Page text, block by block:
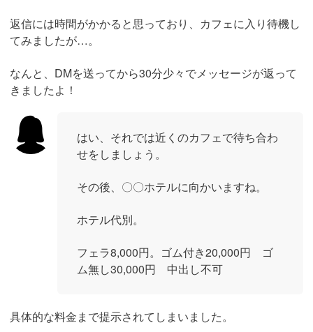
返信には時間がかかると思っており、カフェに入り待機し
てみましたが…。
なんと、DMを送ってから30分少々でメッセージが返って
きましたよ！
はい、それでは近くのカフェで待ち合わ
せをしましょう。
その後、〇〇ホテルに向かいますね。
ホテル代別。
フェラ8,000円。ゴム付き20,000円 ゴ
ム無し30,000円 中出し不可
具体的な料金まで提示されてしまいました。